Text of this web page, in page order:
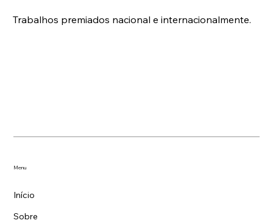
Trabalhos premiados nacional e internacionalmente.
Menu
Início
Sobre